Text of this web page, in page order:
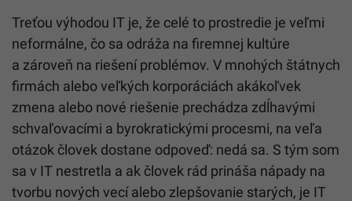
Treťou výhodou IT je, že celé to prostredie je veľmi
neformálne, čo sa odráža na firemnej kultúre
a zároveň na riešení problémov. V mnohých štátnych
firmách alebo veľkých korporáciách akákoľvek
zmena alebo nové riešenie prechádza zdĺhavými
schvaľovacími a byrokratickými procesmi, na veľa
otázok človek dostane odpoveď: nedá sa. S tým som
sa v IT nestretla a ak človek rád prináša nápady na
tvorbu nových vecí alebo zlepšovanie starých, je IT